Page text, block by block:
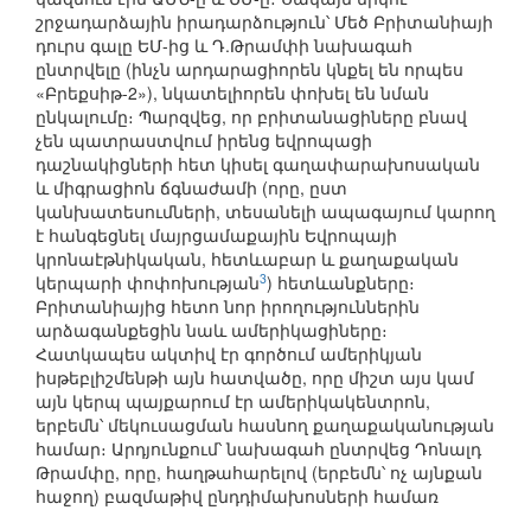
շրջադարձային իրադարձություն՝ Մեծ Բրիտանիայի
դուրս գալը ԵՄ-ից և Դ.Թրամփի նախագահ
ընտրվելը (ինչն արդարացիորեն կնքել են որպես
«Բրեքսիթ-2»), նկատելիորեն փոխել են նման
ընկալումը։ Պարզվեց, որ բրիտանացիները բնավ
չեն պատրաստվում իրենց եվրոպացի
դաշնակիցների հետ կիսել գաղափարախոսական
և միգրացիոն ճգնաժամի (որը, ըստ
կանխատեսումների, տեսանելի ապագայում կարող
է հանգեցնել մայրցամաքային Եվրոպայի
կրոնաէթնիկական, հետևաբար և քաղաքական
կերպարի փոփոխության3) հետևանքները։
Բրիտանիայից հետո նոր իրողություններին
արձագանքեցին նաև ամերիկացիները։
Հատկապես ակտիվ էր գործում ամերիկյան
իսթեբլիշմենթի այն հատվածը, որը միշտ այս կամ
այն կերպ պայքարում էր ամերիկակենտրոն,
երբեմն՝ մեկուսացման հասնող քաղաքականության
համար։ Արդյունքում՝ նախագահ ընտրվեց Դոնալդ
Թրամփը, որը, հաղթահարելով (երբեմն՝ ոչ այնքան
հաջող) բազմաթիվ ընդդիմախոսների համառ